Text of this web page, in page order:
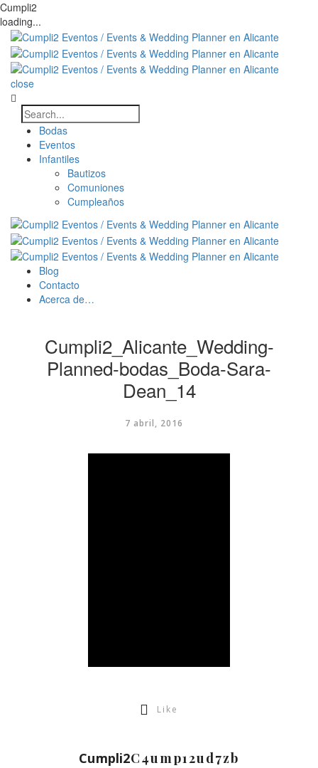
Cumpli2
loading...
close
Bodas
Eventos
Infantiles
Bautizos
Comuniones
Cumpleaños
Blog
Contacto
Acerca de…
Cumpli2_Alicante_Wedding-
Planned-bodas_Boda-Sara-
Dean_14
7 abril, 2016
Like
Cumpli2C4ump12ud7zb